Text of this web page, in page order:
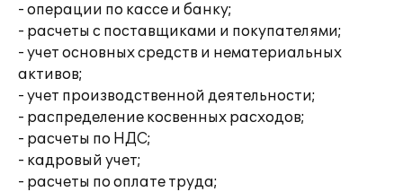
- операции по кассе и банку;
- расчеты с поставщиками и покупателями;
- учет основных средств и нематериальных
активов;
- учет производственной деятельности;
- распределение косвенных расходов;
- расчеты по НДС;
- кадровый учет;
- расчеты по оплате труда;